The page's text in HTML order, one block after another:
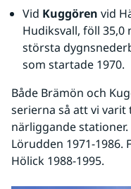
Vid Kuggören vid
Hudiksvall, föll
största
som startade 1970.
Både Brämön och
serierna så att vi
närliggande
Lörudden 1971-
Hölick 1988-1995.